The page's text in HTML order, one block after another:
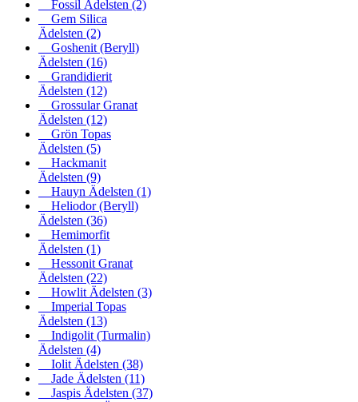
Fossil Ädelsten (2)
Gem Silica
Ädelsten (2)
Goshenit (Beryll)
Ädelsten (16)
Grandidierit
Ädelsten (12)
Grossular Granat
Ädelsten (12)
Grön Topas
Ädelsten (5)
Hackmanit
Ädelsten (9)
Hauyn Ädelsten (1)
Heliodor (Beryll)
Ädelsten (36)
Hemimorfit
Ädelsten (1)
Hessonit Granat
Ädelsten (22)
Howlit Ädelsten (3)
Imperial Topas
Ädelsten (13)
Indigolit (Turmalin)
Ädelsten (4)
Iolit Ädelsten (38)
Jade Ädelsten (11)
Jaspis Ädelsten (37)